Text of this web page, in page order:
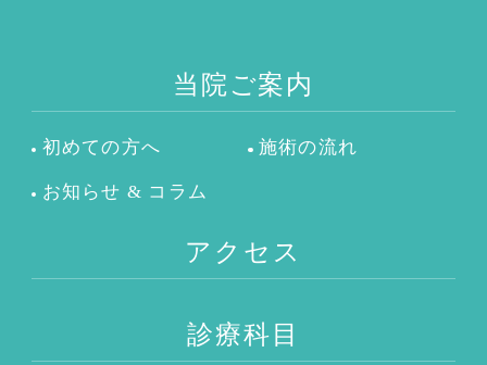
当院ご案内
初めての方へ 施術の流れ
お知らせ & コラム
アクセス
診療科目